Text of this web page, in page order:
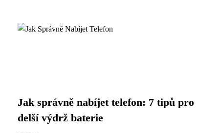
Jak správně nabíjet telefon: 7 tipů pro
delší výdrž baterie